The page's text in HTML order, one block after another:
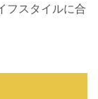
フスタイルに合